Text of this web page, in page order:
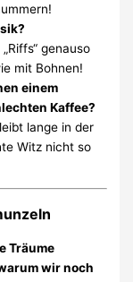
genauso
mit Bohnen!
einem
Kaffee?
lange in der
Witz nicht so
Träume
wir noch